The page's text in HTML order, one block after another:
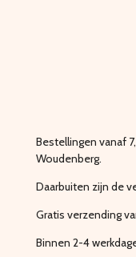
Bestellingen vanaf
Woudenberg.
Daarbuiten zijn de
Gratis verzending
Binnen 2-4